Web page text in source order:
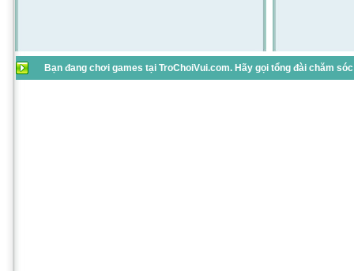
Bạn đang chơi games tại TroChoiVui.com. Hãy gọi tổng đài chăm